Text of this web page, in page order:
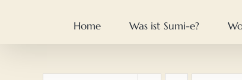
Home Was ist Sumi-e?